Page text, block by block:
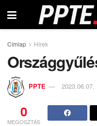
Címlap Hírek
PPTE 2023.06.07.
0
MEGOSZTÁS